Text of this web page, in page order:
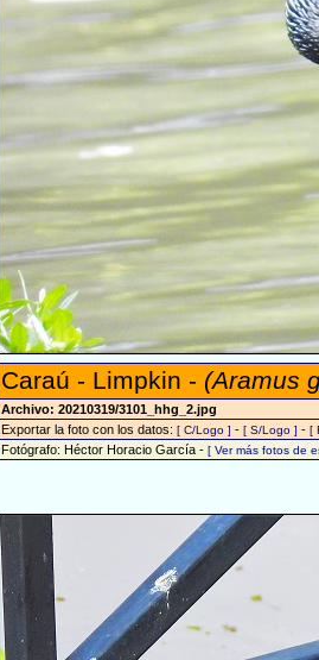
Caraú - Limpkin - (Aramus
Archivo: 20210319/3101_hhg_2.jpg
Exportar la foto con los datos: [ C/Logo ] - [ S/Logo ] - [
Fotógrafo: Héctor Horacio García - [ Ver más fotos de